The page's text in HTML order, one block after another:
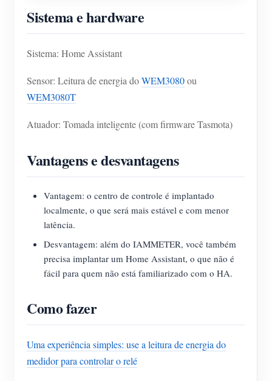
Sistema e hardware
Sistema: Home Assistant
Sensor: Leitura de energia doWEM3080ou
WEM3080T
Atuador: Tomada inteligente (com firmware Tasmota)
Vantagens e desvantagens
Vantagem: o centro de controle é implantado
localmente, o que será mais estável e com menor
latência.
Desvantagem: além do IAMMETER, você também
precisa implantar um Home Assistant, o que não é
fácil para quem não está familiarizado com o HA.
Como fazer
Uma experiência simples: use a leitura de energia do
medidor para controlar o relé